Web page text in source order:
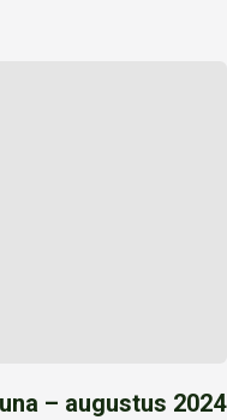
– augustus 2024